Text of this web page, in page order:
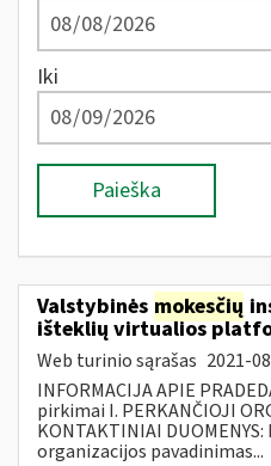
Iki
Paieška
Valstybinės mokesčių
išteklių virtualios
Web turinio sąrašas 2021-
INFORMACIJA APIE
pirkimai I. PERKANČIOJI
KONTAKTINIAI
organizacijos pavadinimas...